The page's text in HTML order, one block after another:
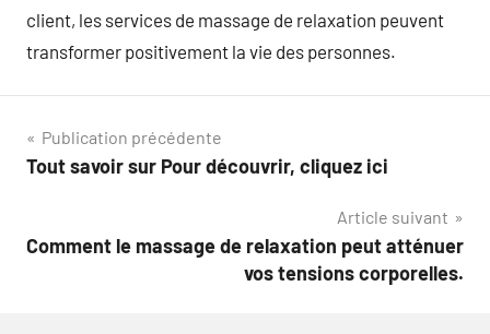
client, les services de massage de relaxation peuvent
transformer positivement la vie des personnes.
Navigation
de
Publication précédente
Tout savoir sur Pour découvrir, cliquez ici
Article suivant
Comment le massage de relaxation peut atténuer
vos tensions corporelles.